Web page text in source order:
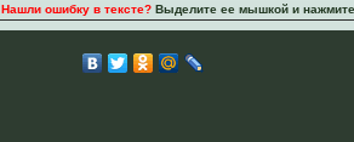
Нашли ошибку в тексте?Выделите ее мышкой и нажмите